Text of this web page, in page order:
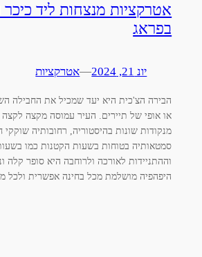
אטרקציות מנצחות ליד כיכר
בפראג
יונ 21, 2024 —אטרקציות
הבירה הצ'כית היא יעד שמכיל את החבילה
או אופי של תיירים. העיר עמוסה מקצה לקצה
מנקודות שונות בהיסטוריה, רחובותיה שוקקי
סמטאותיה בטוחות בשעות הקטנות כמו
וההתניידות לאורכה ולרוחבה היא סופר קלה
היפהפיה מושלמת מכל בחינה אפשרית ולכל